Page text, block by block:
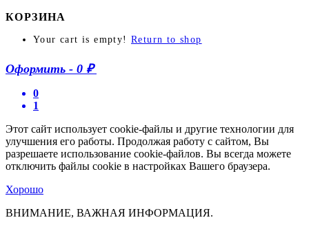
КОРЗИНА
Your cart is empty! Return to shop
Оформить - 0 ₽
0
1
Этот сайт использует cookie-файлы и другие технологии для
улучшения его работы. Продолжая работу с сайтом, Вы
разрешаете использование cookie-файлов. Вы всегда можете
отключить файлы cookie в настройках Вашего браузера.
Хорошо
ВНИМАНИЕ, ВАЖНАЯ ИНФОРМАЦИЯ.